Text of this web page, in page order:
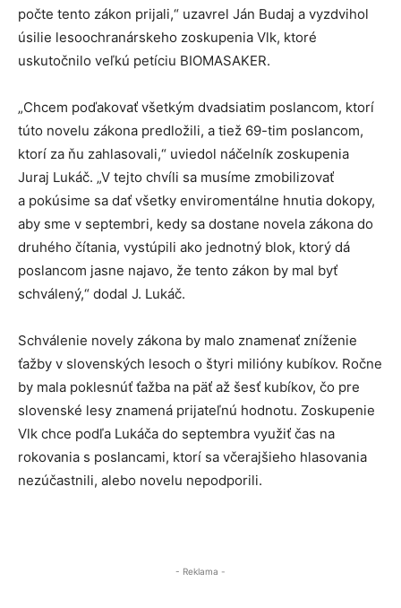
počte tento zákon prijali,“ uzavrel Ján Budaj a vyzdvihol
úsilie lesoochranárskeho zoskupenia Vlk, ktoré
uskutočnilo veľkú petíciu BIOMASAKER.
„Chcem poďakovať všetkým dvadsiatim poslancom, ktorí
túto novelu zákona predložili, a tiež 69-tim poslancom,
ktorí za ňu zahlasovali,“ uviedol náčelník zoskupenia
Juraj Lukáč. „V tejto chvíli sa musíme zmobilizovať
a pokúsime sa dať všetky enviromentálne hnutia dokopy,
aby sme v septembri, kedy sa dostane novela zákona do
druhého čítania, vystúpili ako jednotný blok, ktorý dá
poslancom jasne najavo, že tento zákon by mal byť
schválený,“ dodal J. Lukáč.
Schválenie novely zákona by malo znamenať zníženie
ťažby v slovenských lesoch o štyri milióny kubíkov. Ročne
by mala poklesnúť ťažba na päť až šesť kubíkov, čo pre
slovenské lesy znamená prijateľnú hodnotu. Zoskupenie
Vlk chce podľa Lukáča do septembra využiť čas na
rokovania s poslancami, ktorí sa včerajšieho hlasovania
nezúčastnili, alebo novelu nepodporili.
- Reklama -